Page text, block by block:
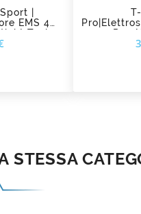
|
EMS 4
I-Tech
Per
STESSA